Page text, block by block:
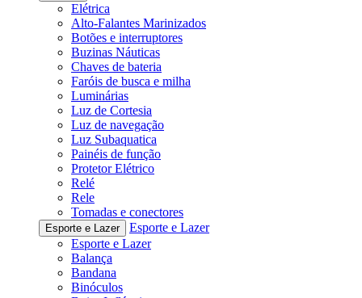
Elétrica
Alto-Falantes Marinizados
Botões e interruptores
Buzinas Náuticas
Chaves de bateria
Faróis de busca e milha
Luminárias
Luz de Cortesia
Luz de navegação
Luz Subaquatica
Painéis de função
Protetor Elétrico
Relé
Rele
Tomadas e conectores
Esporte e Lazer
Esporte e Lazer
Esporte e Lazer
Balança
Bandana
Binóculos